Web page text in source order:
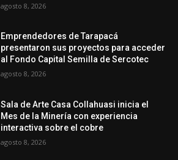
agosto 8, 2026
Emprendedores de Tarapacá
presentaron sus proyectos para acceder
al Fondo Capital Semilla de Sercotec
agosto 8, 2026
Sala de Arte Casa Collahuasi inicia el
Mes de la Minería con experiencia
interactiva sobre el cobre
agosto 8, 2026